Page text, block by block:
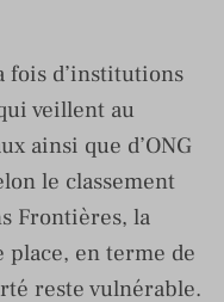
fois d’institutions
veillent au
ainsi que d’ONG
le classement
Frontières, la
place, en terme de
reste vulnérable.